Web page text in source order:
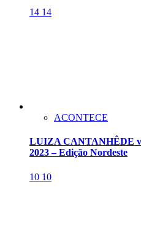
14 14
ACONTECE
LUIZA CANTANHÊDE
2023 – Edição Nordeste
10 10